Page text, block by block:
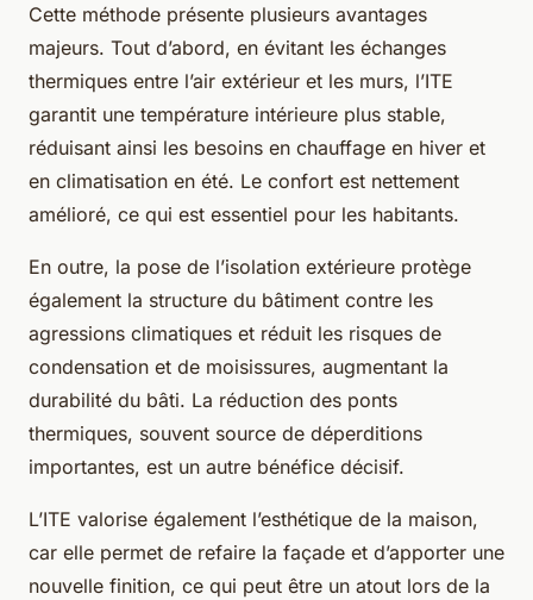
Cette méthode présente plusieurs avantages
majeurs. Tout d’abord, en évitant les échanges
thermiques entre l’air extérieur et les murs, l’ITE
garantit une température intérieure plus stable,
réduisant ainsi les besoins en chauffage en hiver et
en climatisation en été. Le confort est nettement
amélioré, ce qui est essentiel pour les habitants.
En outre, la pose de l’isolation extérieure protège
également la structure du bâtiment contre les
agressions climatiques et réduit les risques de
condensation et de moisissures, augmentant la
durabilité du bâti. La réduction des ponts
thermiques, souvent source de déperditions
importantes, est un autre bénéfice décisif.
L’ITE valorise également l’esthétique de la maison,
car elle permet de refaire la façade et d’apporter une
nouvelle finition, ce qui peut être un atout lors de la